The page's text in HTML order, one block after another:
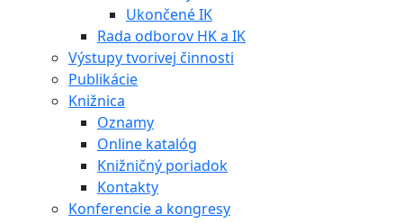
Ukončené IK
Rada odborov HK a IK
Výstupy tvorivej činnosti
Publikácie
Knižnica
Oznamy
Online katalóg
Knižničný poriadok
Kontakty
Konferencie a kongresy